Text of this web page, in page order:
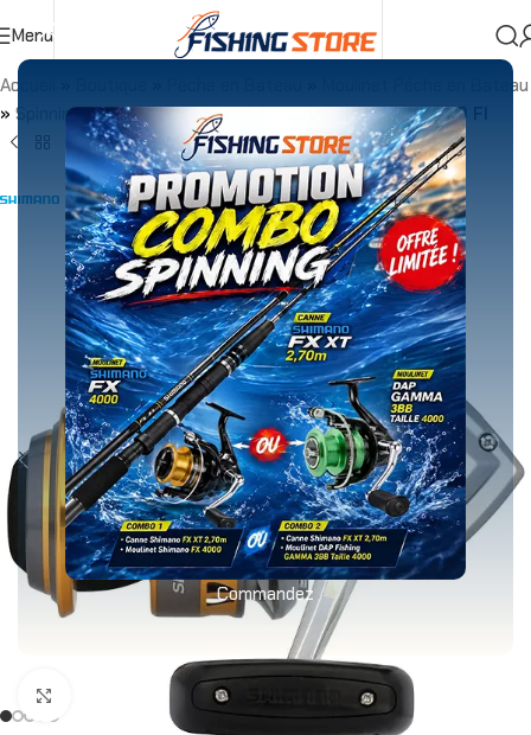
Commandez
Menu
Accueil
Moulinet Pêche en Bateau
» Spinning & Jiggings»Moulinet Shimano SEDONA 6000 FI